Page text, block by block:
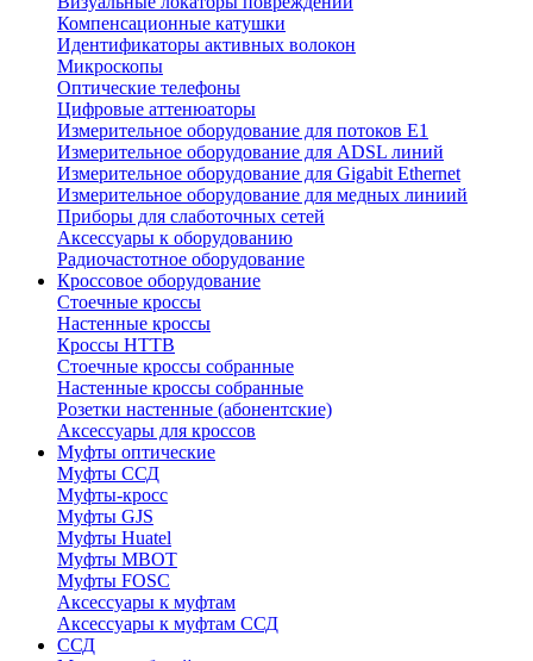
Компенсационные катушки
Идентификаторы активных волокон
Микроскопы
Оптические телефоны
Цифровые аттенюаторы
Измерительное оборудование для потоков Е1
Измерительное оборудование для ADSL линий
Измерительное оборудование для Gigabit Ethernet
Измерительное оборудование для медных линиий
Приборы для слаботочных сетей
Аксессуары к оборудованию
Радиочастотное оборудование
Кроссовое оборудование
Стоечные кроссы
Настенные кроссы
Кроссы HTTB
Стоечные кроссы собранные
Настенные кроссы собранные
Розетки настенные (абонентские)
Аксессуары для кроссов
Муфты оптические
Муфты ССД
Муфты-кросс
Муфты GJS
Муфты Huatel
Муфты МВОТ
Муфты FOSC
Аксессуары к муфтам
Аксессуары к муфтам ССД
ССД